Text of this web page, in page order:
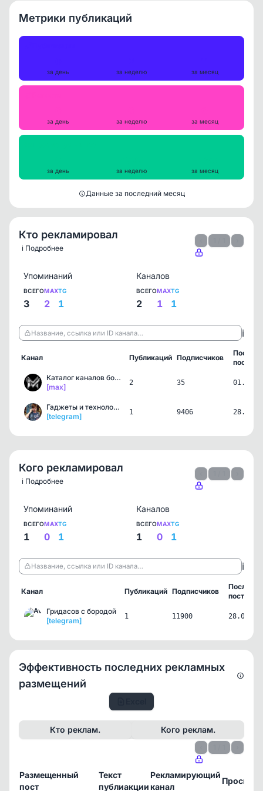
Метрики публикаций
за день за неделю за месяц
за день за неделю за месяц
за день за неделю за месяц
Данные за последний месяц
Кто рекламировал
ℹ️ Подробнее
Упоминаний
ВСЕГО
3
MAX
2
TG
1
Каналов
ВСЕГО
2
MAX
1
TG
1
Название, ссылка или ID канала… ℹ️
Канал Публикаций Подписчиков
пост
Каталог каналов ботов в …
[max]
2 35
Гаджеты и технологии на …
[telegram]
1 9406
Кого рекламировал
ℹ️ Подробнее
Упоминаний
ВСЕГО
1
MAX
0
TG
1
Каналов
ВСЕГО
1
MAX
0
TG
1
Название, ссылка или ID канала… ℹ️
Канал Публикаций Подписчиков
пост
Гридасов с бородой
[telegram]
1 11900 28.06.26
Эффективность последних рекламных
размещений
Кто реклам. Кого реклам.
Размещенный
пост
Текст
публиакции
Рекламирующий
канал